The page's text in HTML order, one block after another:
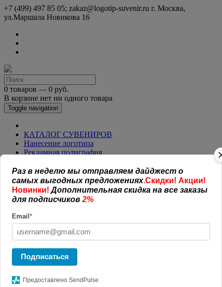
+7 (499) 497 85 05; zakaz@logotip-suvenir.ru г. Москва,
ул.Маршала Новикова 16
0 товаров — 0 руб.
В корзине нет ни одного товара
Toggle navigation
КАТАЛОГ СУВЕНИРОВ
Нанесение логотипа
Рекламная полиграфия
Открытая информация
СОГЛАШЕНИЕ (ОФЕРТА )
УСЛОВИЯ И ГАРАНТИИ
Наши работы
Обратная связь
ГлавнаяКАТАЛОГ СУВЕНИРОВ
логотипом.Ежедневник Neat Mini, недатированный, черный
Фильтр
Раз в неделю мы отправляем дайджест о
самых выгодных предложениях.Скидки! Акции!
Новинки!Дополнительная скидка на все заказы
для подписчиков2%
Email *
Подписаться
Предоставлено SendPulse